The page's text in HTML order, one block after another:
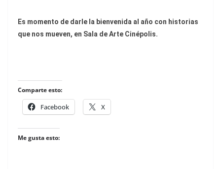
Es momento de darle la bienvenida al año con historias
que nos mueven, en Sala de Arte Cinépolis.
Comparte esto:
Facebook X
Me gusta esto: